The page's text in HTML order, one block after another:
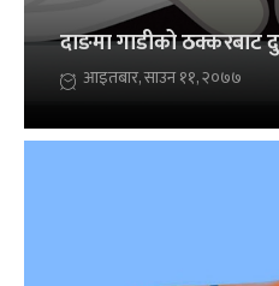
दाङमा गाडीको ठक्करबाट
आइतबार, साउन ११, २०७७